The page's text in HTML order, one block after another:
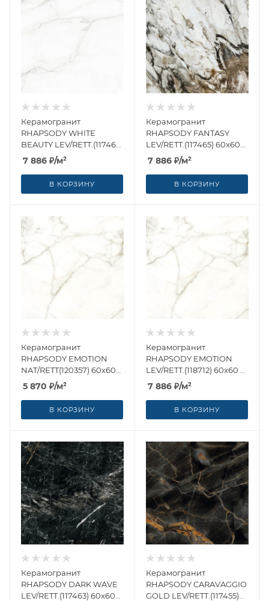
Керамогранит
RHAPSODY WHITE
BEAUTY LEV/RETT.(117467)
60x60 от Naxos Ceramica
(Италия)
7 886 ₽/м²
В КОРЗИНУ
Керамогранит
RHAPSODY FANTASY
LEV/RETT.(117465) 60x60
от Naxos Ceramica
(Италия)
7 886 ₽/м²
В КОРЗИНУ
Керамогранит
RHAPSODY EMOTION
NAT/RETT(120357) 60x60
от Naxos Ceramica
(Италия)
5 870 ₽/м²
В КОРЗИНУ
Керамогранит
RHAPSODY EMOTION
LEV/RETT.(118712) 60x60 от
Naxos Ceramica (Италия)
7 886 ₽/м²
В КОРЗИНУ
Керамогранит
RHAPSODY DARK WAVE
LEV/RETT.(117463) 60x60
Керамогранит
RHAPSODY CARAVAGGIO
GOLD LEV/RETT.(117455)